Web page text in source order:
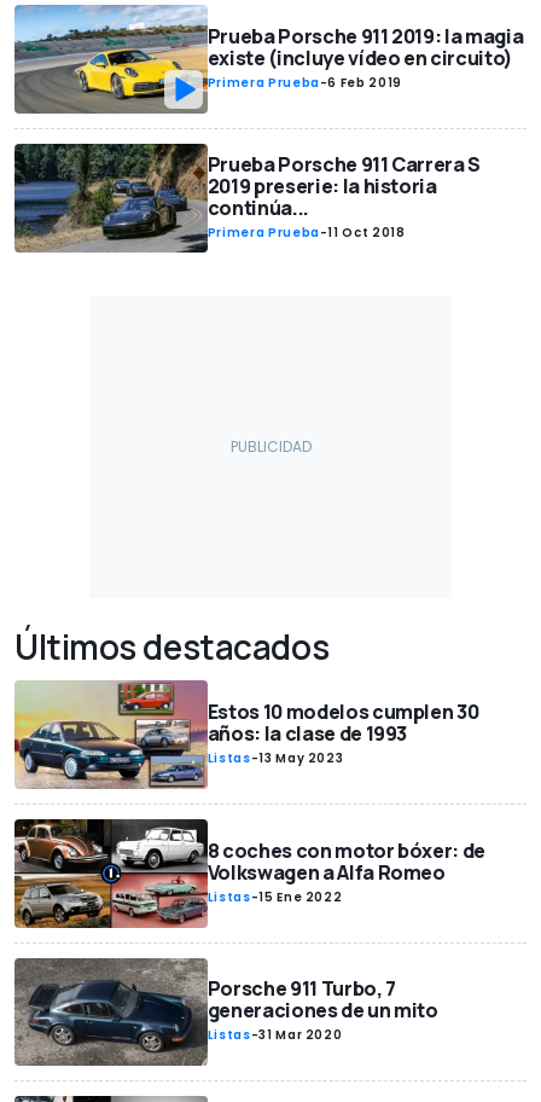
Prueba Porsche 911 2019: la magia
existe (incluye vídeo en circuito)
Primera Prueba-6 Feb 2019
Prueba Porsche 911 Carrera S
2019 preserie: la historia
continúa...
Primera Prueba-11 Oct 2018
Últimos destacados
Estos 10 modelos cumplen 30
años: la clase de 1993
Listas-13 May 2023
8 coches con motor bóxer: de
Volkswagen a Alfa Romeo
Listas-15 Ene 2022
Porsche 911 Turbo, 7
generaciones de un mito
Listas-31 Mar 2020